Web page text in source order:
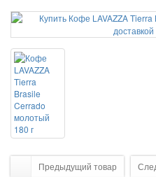
Предыдущий товар